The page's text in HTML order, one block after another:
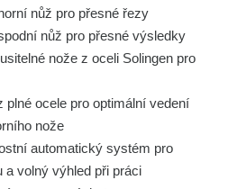
nůž pro přesné řezy
nůž pro přesné výsledky
nože z oceli Solingen pro
plné ocele pro optimální vedení
nože
automatický systém pro
a volný výhled při práci